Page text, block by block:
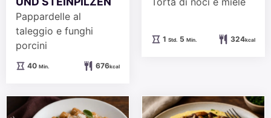
Pappardelle al
taleggio e funghi
porcini
40Minuten
Min. 676kcal
1Stunde
Std. 5Minuten
Min. 324kcal